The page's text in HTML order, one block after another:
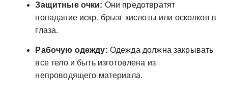
Защитные очки: Они предотвратят
попадание искр, брызг кислоты или осколков в
глаза.
Рабочую одежду: Одежда должна закрывать
все тело и быть изготовлена из
непроводящего материала.